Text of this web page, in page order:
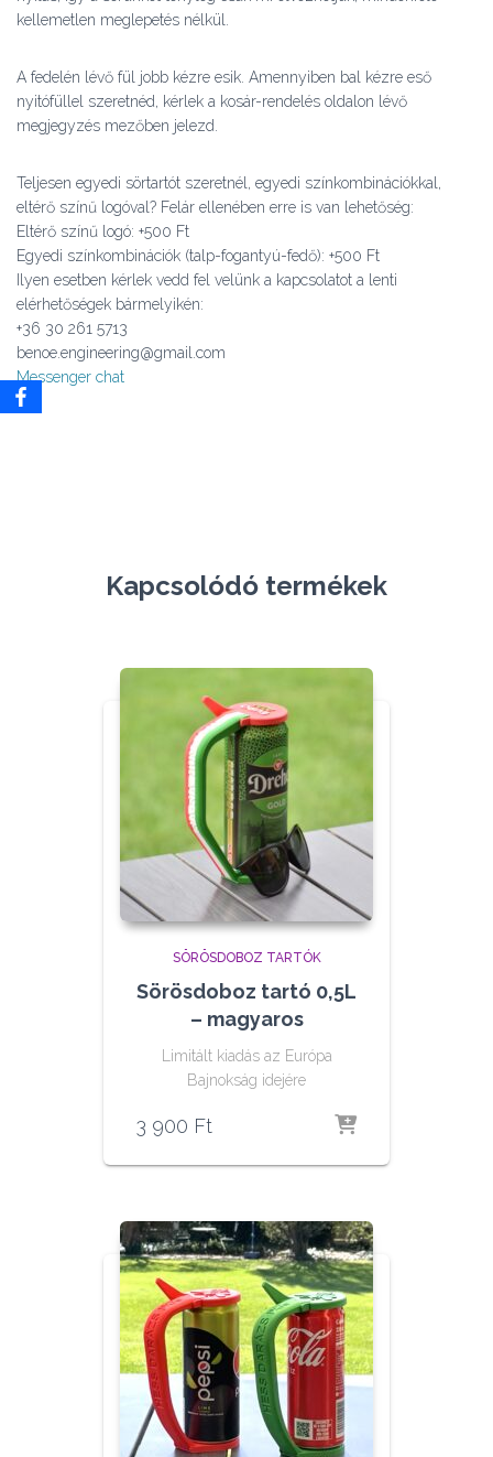
kellemetlen meglepetés nélkül.
A fedelén lévő fül jobb kézre esik. Amennyiben bal kézre eső
nyitófüllel szeretnéd, kérlek a kosár-rendelés oldalon lévő
megjegyzés mezőben jelezd.
Teljesen egyedi sörtartót szeretnél, egyedi színkombinációkkal,
eltérő színű logóval? Felár ellenében erre is van lehetőség:
Eltérő színű logó: +500 Ft
Egyedi színkombinációk (talp-fogantyú-fedő): +500 Ft
Ilyen esetben kérlek vedd fel velünk a kapcsolatot a lenti
elérhetőségek bármelyikén:
+36 30 261 5713
benoe.engineering@gmail.com
Messenger chat
Kapcsolódó termékek
SÖRÖSDOBOZ TARTÓK
Sörösdoboz tartó 0,5L
– magyaros
Limitált kiadás az Európa
Bajnokság idejére
3 900 Ft